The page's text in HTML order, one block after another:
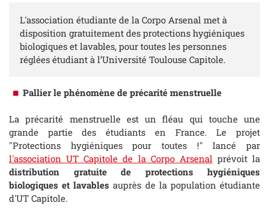
L'association étudiante de la Corpo Arsenal met à
disposition gratuitement des protections hygiéniques
biologiques et lavables, pour toutes les personnes
réglées étudiant à l’Université Toulouse Capitole.
Pallier le phénomène de précarité menstruelle
La précarité menstruelle est un fléau qui touche une
grande partie des étudiants en France. Le projet
"Protections hygiéniques pour toutes !" lancé par
l'association UT Capitole de la Corpo Arsenalprévoit la
distribution gratuite de protections hygiéniques
biologiques et lavablesauprès de la population étudiante
d'UT Capitole.